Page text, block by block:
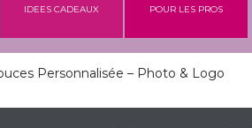
IDEES CADEAUX POUR LES PROS
Personnalisée – Photo & Logo